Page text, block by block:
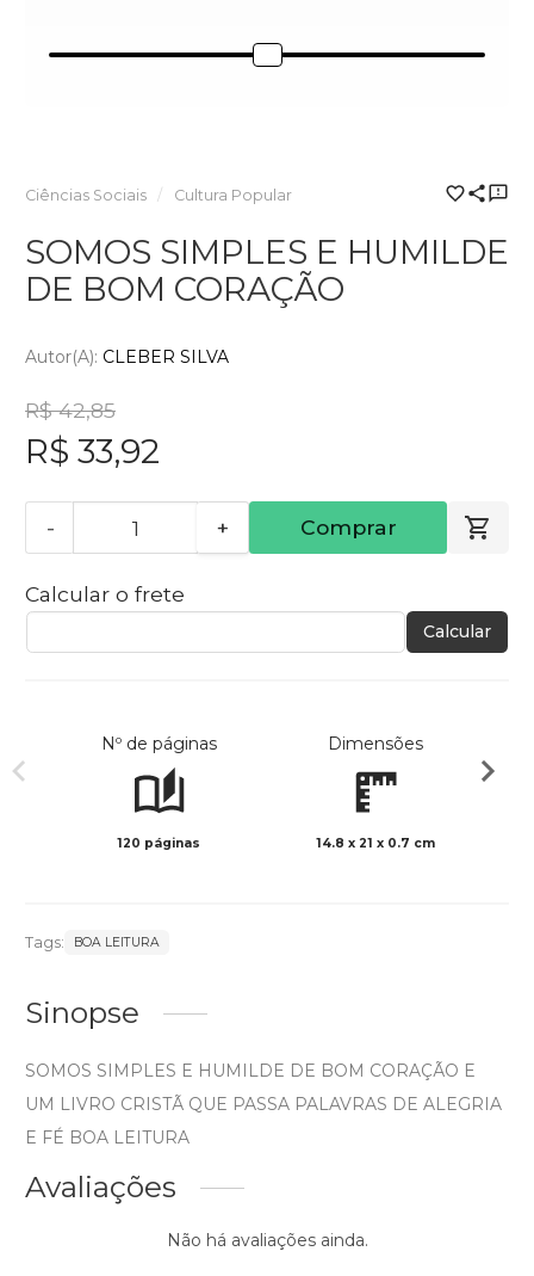
Ciências Sociais Cultura Popular
SOMOS SIMPLES E HUMILDE
DE BOM CORAÇÃO
Autor(a): CLEBER SILVA
R$ 42,85
R$ 33,92
- + Comprar
Calcular o frete
Calcular
Nº de páginas
120 páginas
Dimensões
14.8 x 21 x 0.7 cm
Tags: BOA LEITURA
Sinopse
SOMOS SIMPLES E HUMILDE DE BOM CORAÇÃO E
UM LIVRO CRISTÃ QUE PASSA PALAVRAS DE ALEGRIA
E FÉ BOA LEITURA
Avaliações
Não há avaliações ainda.